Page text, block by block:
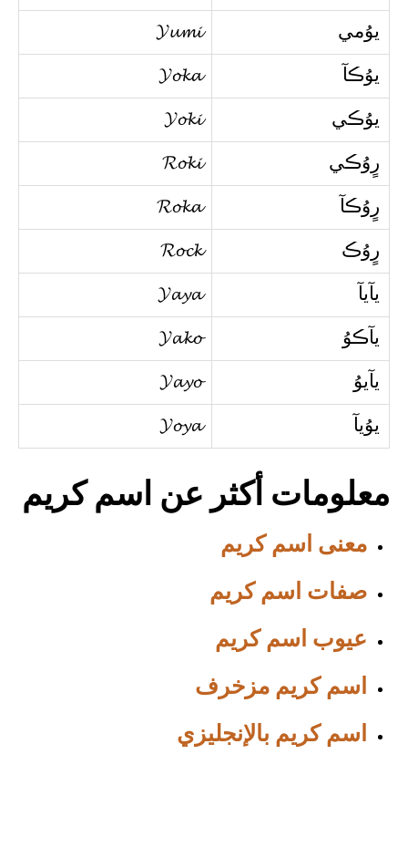
يوُمي 𝓨𝓾𝓶𝓲
يوُڪآ 𝓨𝓸𝓴𝓪
يوُڪي 𝓨𝓸𝓴𝓲
رٍوُڪي 𝓡𝓸𝓴𝓲
رٍوُڪآ 𝓡𝓸𝓴𝓪
رٍوُڪ 𝓡𝓸𝓬𝓴
يآيآ 𝓨𝓪𝔂𝓪
يآڪوُ 𝓨𝓪𝓴𝓸
يآيوُ 𝓨𝓪𝔂𝓸
يوُيآ 𝓨𝓸𝔂𝓪
معلومات أكثر عن اسم كريم
معنى اسم كريم
صفات اسم كريم
عيوب اسم كريم
اسم كريم مزخرف
اسم كريم بالإنجليزي